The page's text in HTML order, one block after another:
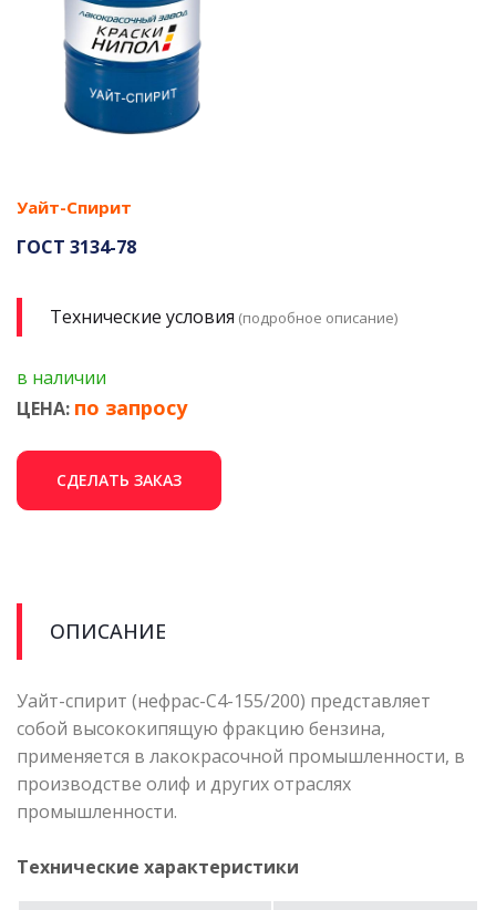
Уайт-Спирит
ГОСТ 3134-78
Технические условия (подробное описание)
в наличии
ЦЕНА: по запросу
СДЕЛАТЬ ЗАКАЗ
ОПИСАНИЕ
Уайт-спирит (нефрас-С4-155/200) представляет
собой высококипящую фракцию бензина,
применяется в лакокрасочной промышленности, в
производстве олиф и других отраслях
промышленности.
Технические характеристики